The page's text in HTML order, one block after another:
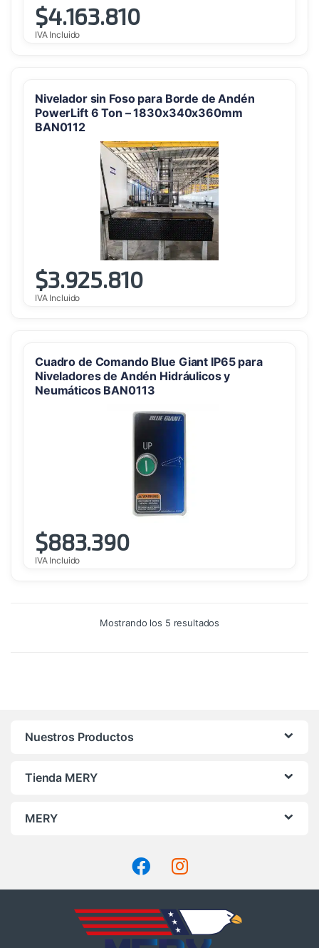
$4.163.810
IVA Incluido
Nivelador sin Foso para Borde de Andén
PowerLift 6 Ton – 1830x340x360mm
BAN0112
$3.925.810
IVA Incluido
Cuadro de Comando Blue Giant IP65 para
Niveladores de Andén Hidráulicos y
Neumáticos BAN0113
$883.390
IVA Incluido
Mostrando los 5 resultados
Nuestros Productos
Tienda MERY
MERY